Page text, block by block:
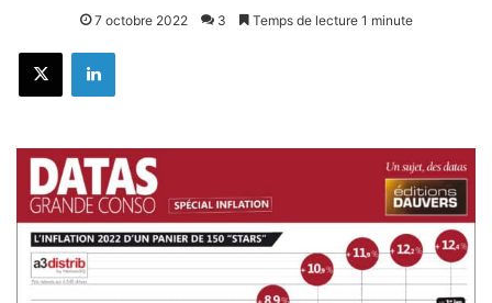
7 octobre 2022 3 Temps de lecture 1 minute
X Linkedin